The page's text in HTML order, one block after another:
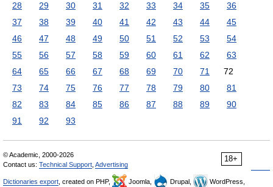
28
29 30 31 32 33 34 35
36
37
38 39 40 41 42 43 44
45
46
47 48 49 50 51 52 53
54
55
56 57 58 59 60 61 62
63
64
65 66 67 68 69 70 71
72
73
74 75 76 77 78 79 80
81
82
83 84 85 86 87 88 89
90
91
92 93
18+
© Academic, 2000-2026
Contact us: Technical Support Advertising
Dictionaries export , created on PHP, Joomla, Drupal,
WordPress,